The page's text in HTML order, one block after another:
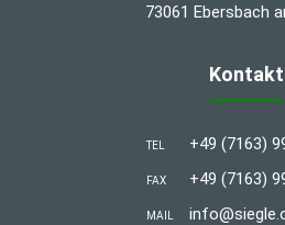
73061 Ebersbach
Kontakt
TEL +49 (7163)
FAX +49 (7163)
MAIL